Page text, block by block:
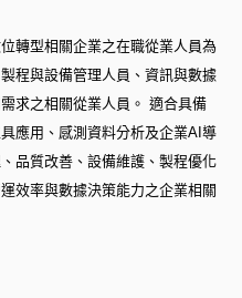
轉型相關企業之在職從業人員為
程與設備管理人員、資訊與數據
求之相關從業人員。 適合具備
應用、感測資料分析及企業AI導
品質改善、設備維護、製程優化
效率與數據決策能力之企業相關